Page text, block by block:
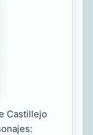
Castillejo